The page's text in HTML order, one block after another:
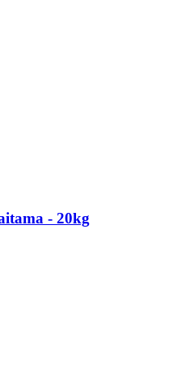
- 20kg